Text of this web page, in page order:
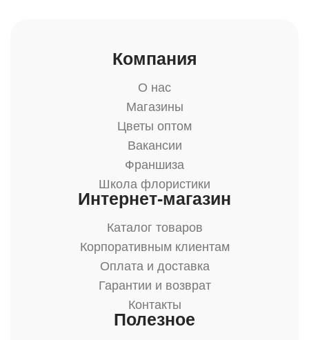
Компания
О нас
Магазины
Цветы оптом
Вакансии
Франшиза
Школа флористики
Интернет-магазин
Каталог товаров
Корпоративным клиентам
Оплата и доставка
Гарантии и возврат
Контакты
Полезное